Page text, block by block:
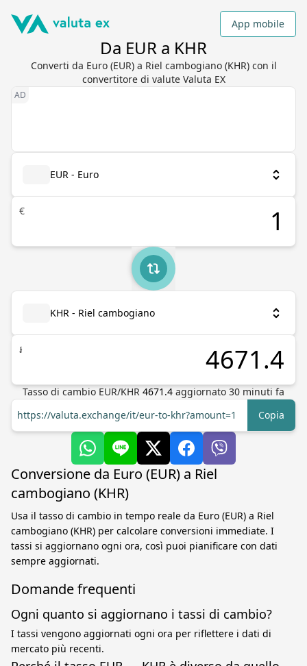
App mobile
Da EUR a KHR
Converti da Euro (EUR) a Riel cambogiano (KHR) con il
convertitore di valute Valuta EX
EUR - Euro
€
KHR - Riel cambogiano
៛
Tasso di cambio EUR/KHR 4671.4 aggiornato 30 minuti fa
https://valuta.exchange/it/eur-to-khr?amount=1
Copia
Conversione da Euro (EUR) a Riel
cambogiano (KHR)
Usa il tasso di cambio in tempo reale da Euro (EUR) a Riel
cambogiano (KHR) per calcolare conversioni immediate. I
tassi si aggiornano ogni ora, così puoi pianificare con dati
sempre aggiornati.
Domande frequenti
Ogni quanto si aggiornano i tassi di cambio?
I tassi vengono aggiornati ogni ora per riflettere i dati di
mercato più recenti.